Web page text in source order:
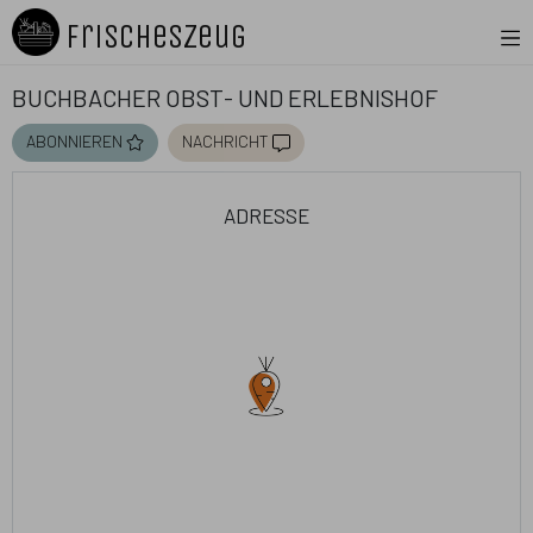
FrischesZeug
Buchbacher Obst- und Erlebnishof
abonnieren nachricht
adresse